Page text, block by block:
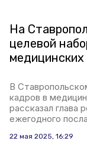
На
целевой
В
кадров в
рассказал глава
ежегодного
22 мая 2025, 16:29